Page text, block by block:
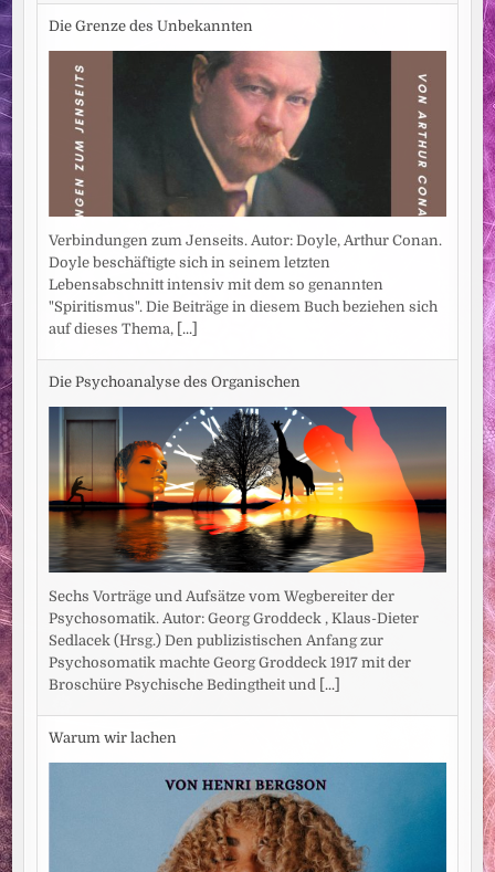
Die Grenze des Unbekannten
Verbindungen zum Jenseits. Autor: Doyle, Arthur Conan.
Doyle beschäftigte sich in seinem letzten
Lebensabschnitt intensiv mit dem so genannten
"Spiritismus". Die Beiträge in diesem Buch beziehen sich
auf dieses Thema, [...]
Die Psychoanalyse des Organischen
Sechs Vorträge und Aufsätze vom Wegbereiter der
Psychosomatik. Autor: Georg Groddeck , Klaus-Dieter
Sedlacek (Hrsg.) Den publizistischen Anfang zur
Psychosomatik machte Georg Groddeck 1917 mit der
Broschüre Psychische Bedingtheit und [...]
Warum wir lachen